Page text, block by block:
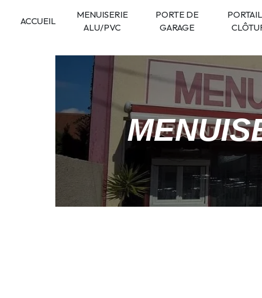
ACCUEIL
MENUISERIE
ALU/PVC
PORTE DE
GARAGE